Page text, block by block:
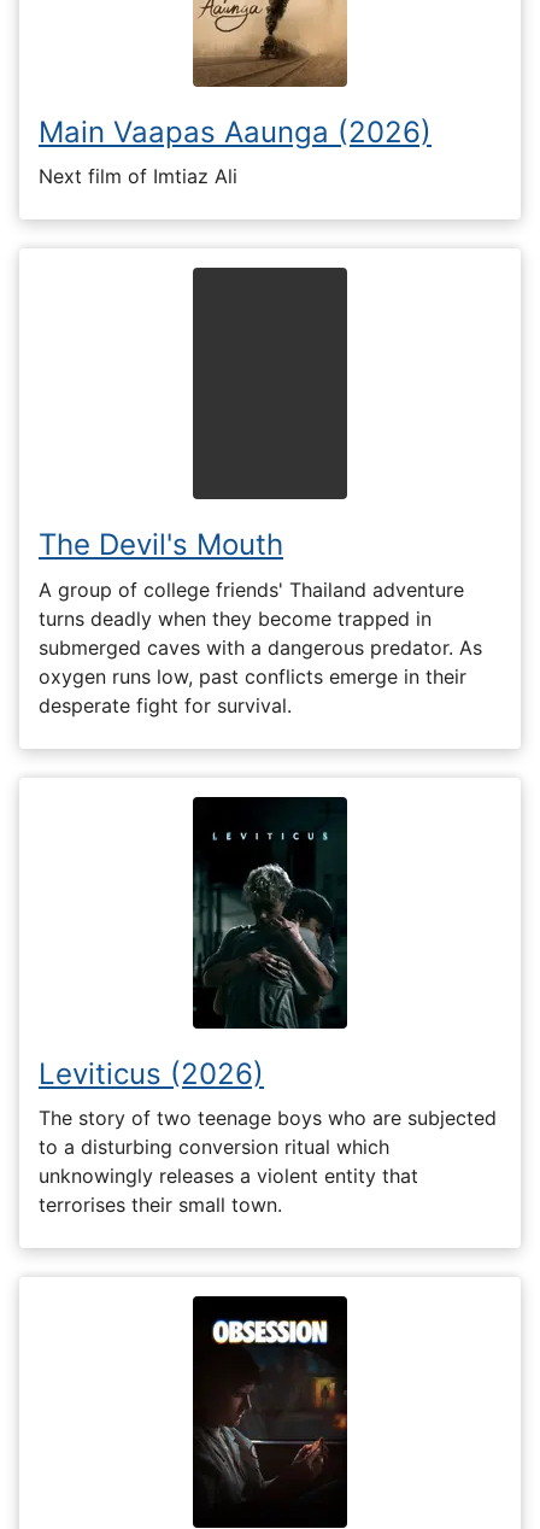
Main Vaapas Aaunga (2026)
Next film of Imtiaz Ali
The Devil's Mouth
A group of college friends' Thailand adventure
turns deadly when they become trapped in
submerged caves with a dangerous predator. As
oxygen runs low, past conflicts emerge in their
desperate fight for survival.
Leviticus (2026)
The story of two teenage boys who are subjected
to a disturbing conversion ritual which
unknowingly releases a violent entity that
terrorises their small town.